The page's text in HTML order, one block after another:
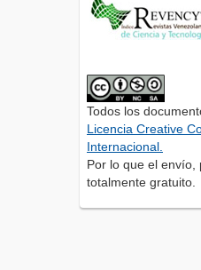
Todos los
Licencia Creative
Internacional.
Por lo que el envío,
totalmente gratuito.